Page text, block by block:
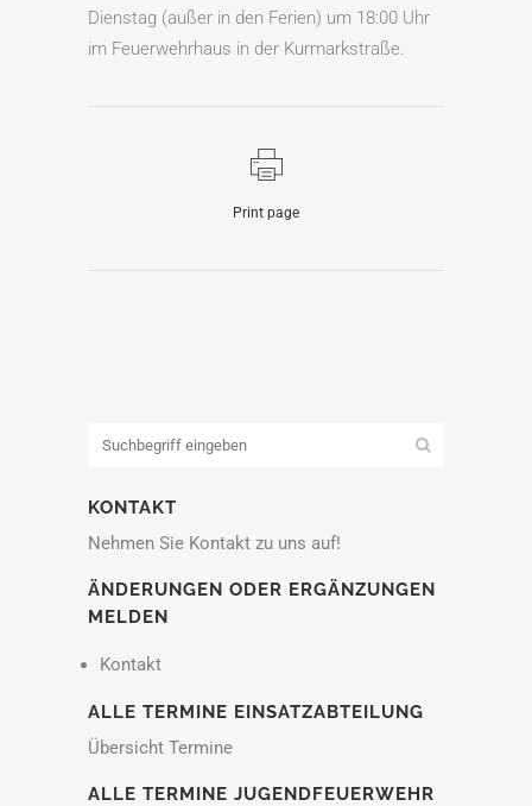
Dienstag (außer in den Ferien) um 18:00 Uhr
im Feuerwehrhaus in der Kurmarkstraße.
Print page
KONTAKT
Nehmen Sie Kontakt zu uns auf!
ÄNDERUNGEN ODER ERGÄNZUNGEN
MELDEN
Kontakt
ALLE TERMINE EINSATZABTEILUNG
Übersicht Termine
ALLE TERMINE JUGENDFEUERWEHR